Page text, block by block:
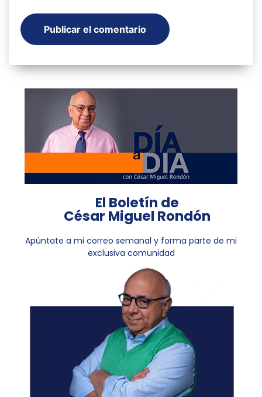
El Boletín de
César Miguel Rondón
Apúntate a mi correo semanal y forma parte de mi
exclusiva comunidad